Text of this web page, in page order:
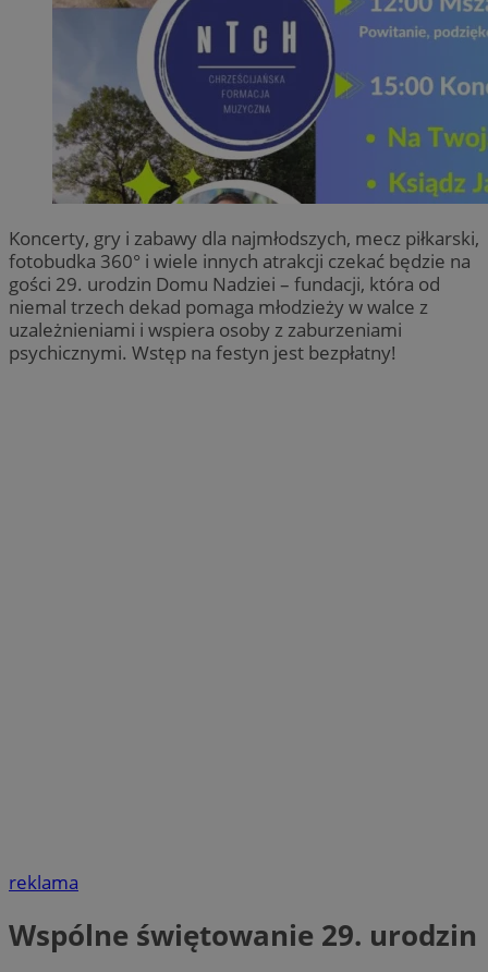
Koncerty, gry i zabawy dla najmłodszych, mecz piłkarski,
fotobudka 360° i wiele innych atrakcji czekać będzie na
gości 29. urodzin Domu Nadziei – fundacji, która od
niemal trzech dekad pomaga młodzieży w walce z
uzależnieniami i wspiera osoby z zaburzeniami
psychicznymi. Wstęp na festyn jest bezpłatny!
reklama
Wspólne świętowanie 29. urodzin